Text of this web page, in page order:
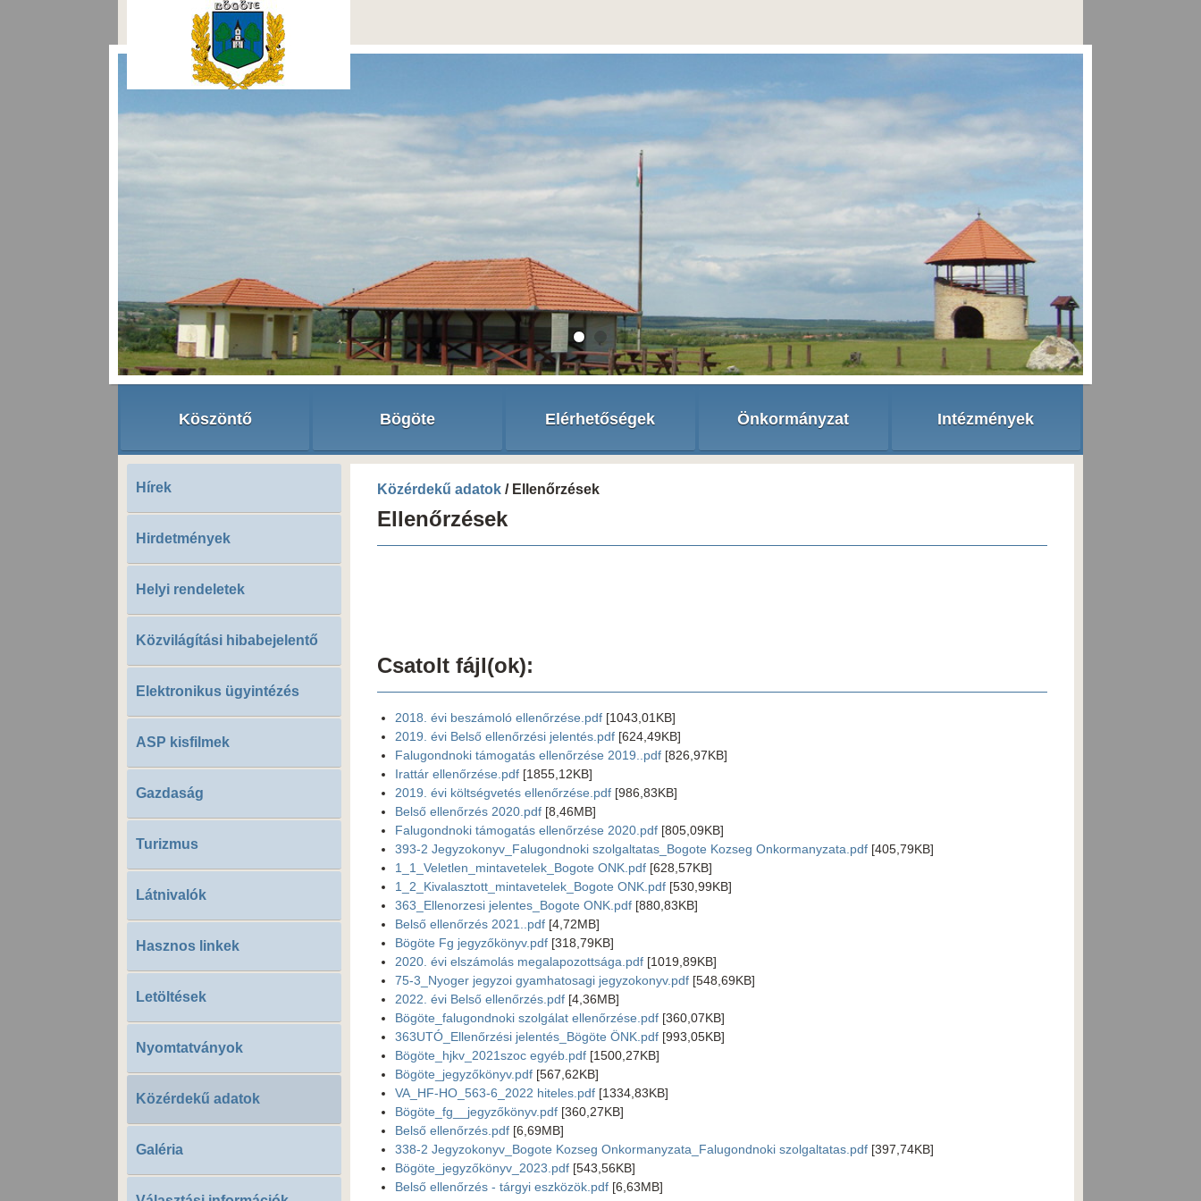
Köszöntő Bögöte Elérhetőségek Önkormányzat Intézmények
Hírek
Hirdetmények
Helyi rendeletek
Közvilágítási hibabejelentő
Elektronikus ügyintézés
ASP kisfilmek
Gazdaság
Turizmus
Látnivalók
Hasznos linkek
Letöltések
Nyomtatványok
Közérdekű adatok
Galéria
Közérdekű adatok / Ellenőrzések
Ellenőrzések
Csatolt fájl(ok):
2018. évi beszámoló ellenőrzése.pdf [1043,01KB]
2019. évi Belső ellenőrzési jelentés.pdf [624,49KB]
Falugondnoki támogatás ellenőrzése 2019..pdf [826,97KB]
Irattár ellenőrzése.pdf [1855,12KB]
2019. évi költségvetés ellenőrzése.pdf [986,83KB]
Belső ellenőrzés 2020.pdf [8,46MB]
Falugondnoki támogatás ellenőrzése 2020.pdf [805,09KB]
393-2 Jegyzokonyv_Falugondnoki szolgaltatas_Bogote Kozseg Onkormanyzata.pdf [405,79KB]
1_1_Veletlen_mintavetelek_Bogote ONK.pdf [628,57KB]
1_2_Kivalasztott_mintavetelek_Bogote ONK.pdf [530,99KB]
363_Ellenorzesi jelentes_Bogote ONK.pdf [880,83KB]
Belső ellenőrzés 2021..pdf [4,72MB]
Bögöte Fg jegyzőkönyv.pdf [318,79KB]
2020. évi elszámolás megalapozottsága.pdf [1019,89KB]
75-3_Nyoger jegyzoi gyamhatosagi jegyzokonyv.pdf [548,69KB]
2022. évi Belső ellenőrzés.pdf [4,36MB]
Bögöte_falugondnoki szolgálat ellenőrzése.pdf [360,07KB]
363UTÓ_Ellenőrzési jelentés_Bögöte ÖNK.pdf [993,05KB]
Bögöte_hjkv_2021szoc egyéb.pdf [1500,27KB]
Bögöte_jegyzőkönyv.pdf [567,62KB]
VA_HF-HO_563-6_2022 hiteles.pdf [1334,83KB]
Bögöte_fg__jegyzőkönyv.pdf [360,27KB]
Belső ellenőrzés.pdf [6,69MB]
338-2 Jegyzokonyv_Bogote Kozseg Onkormanyzata_Falugondnoki szolgaltatas.pdf [397,74KB]
Bögöte_jegyzőkönyv_2023.pdf [543,56KB]
Belső ellenőrzés - tárgyi eszközök.pdf [6,63MB]